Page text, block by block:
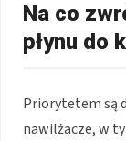
Na co
płynu do
Priorytetem są
nawilżacze, w